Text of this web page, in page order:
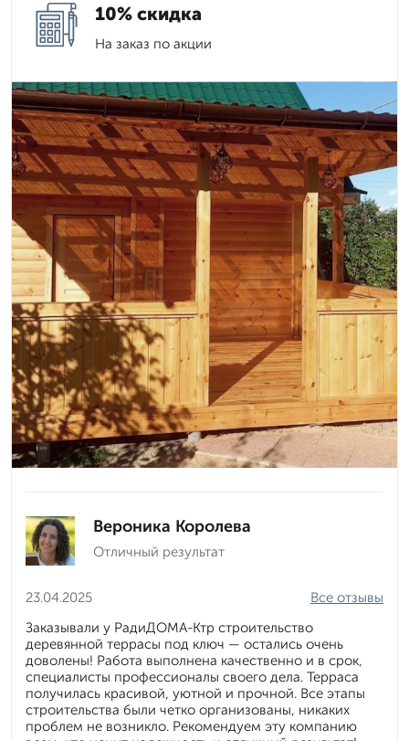
10% скидка
На заказ по акции
Вероника Королева
Отличный результат
23.04.2025
Все отзывы
Заказывали у РадиДОМА-Ктр строительство
деревянной террасы под ключ — остались очень
доволены! Работа выполнена качественно и в срок,
специалисты профессионалы своего дела. Терраса
получилась красивой, уютной и прочной. Все этапы
строительства были четко организованы, никаких
проблем не возникло. Рекомендуем эту компанию